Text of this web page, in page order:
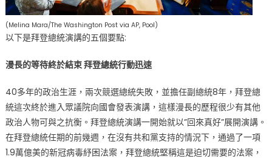
中
(Melina Mara/The Washington Post via AP, Pool)
以下是拜登總統演講的五個要點:
漫長的等待終於結束 拜登總統行動迅速
40多年的政治生涯，兩次競選總統失敗，並擔任副總統8年，拜登總
統這次終於進入眾議院向國會發表演講，這樣漫長的歷程很少有其他
政治人物可與之抗衡。拜登總統演講一開始就以”回來真好”展開演講。
在拜登總統任期的前幾週，在沒有共和黨支持的情況下，通過了一項
1.9萬億美的新冠病毒紓困法案，拜登總統堅稱這是迫切需要的法案，